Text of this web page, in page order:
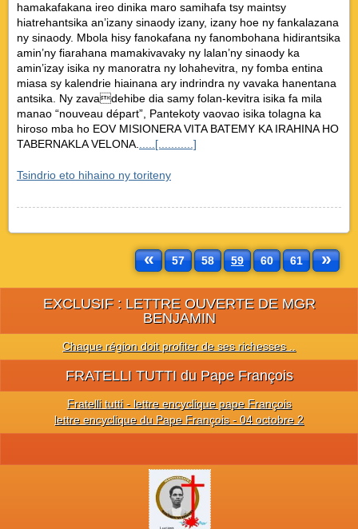
hamakafakana ireo dinika maro samihafa tsy maintsy
hiatrehantsika an’izany sinaody izany, izany hoe ny fankalazana
ny sinaody. Mbola hisy fanokafana ny fanombohana hidirantsika
amin’ny fiarahana mamakivavaky ny lalan’ny sinaody ka
amin’izay isika ny manoratra ny lohahevitra, ny fomba entina
miasa sy kalendrie hiainana ary indrindra ny vavaka hanentana
antsika. Ny zavadehibe dia samy folan-kevitra isika fa mila
manao “nouveau départ”, Pantekoty vaovao isika tolagna ka
hiroso mba ho EOV MISIONERA VITA BATEMY KA IRAHINA HO
TABERNAKLA VELONA.
.....[...........]
Tsindrio eto hihaino ny toriteny
« 57 58 59 60 61 »
EXCLUSIF : LETTRE OUVERTE DE MGR
BENJAMIN
Chaque région doit profiter de ses richesses ..
FRATELLI TUTTI du Pape François
Fratelli tutti - lettre encyclique pape François
lettre encyclique du Pape François - 04 octobre 2